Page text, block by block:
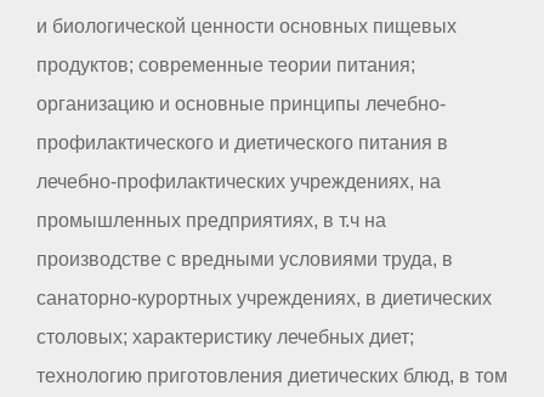
и биологической ценности основных пищевых
продуктов; современные теории питания;
организацию и основные принципы лечебно-
профилактического и диетического питания в
лечебно-профилактических учреждениях, на
промышленных предприятиях, в т.ч на
производстве с вредными условиями труда, в
санаторно-курортных учреждениях, в диетических
столовых; характеристику лечебных диет;
технологию приготовления диетических блюд, в том